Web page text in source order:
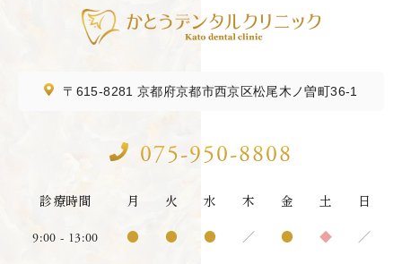
〒615-8281 京都府京都市西京区松尾木ノ曽町36-1
075-950-8808
診療時間 月 火 水 木 金 土 日
9:00 - 13:00 ● ● ● ／ ● ◆ ／